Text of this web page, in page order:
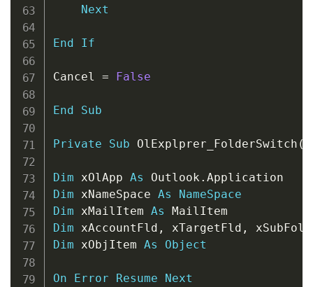
Next
End If
Cancel = False
End Sub
Private Sub OlExplprer_FolderSwitch (
Dim xOlApp As Outlook .
Dim xNameSpace As
NameSpace
Dim xMailItem As
Dim xAccountFld , xTargetFld ,
Dim xObjItem As Object
On Error Resume
Next